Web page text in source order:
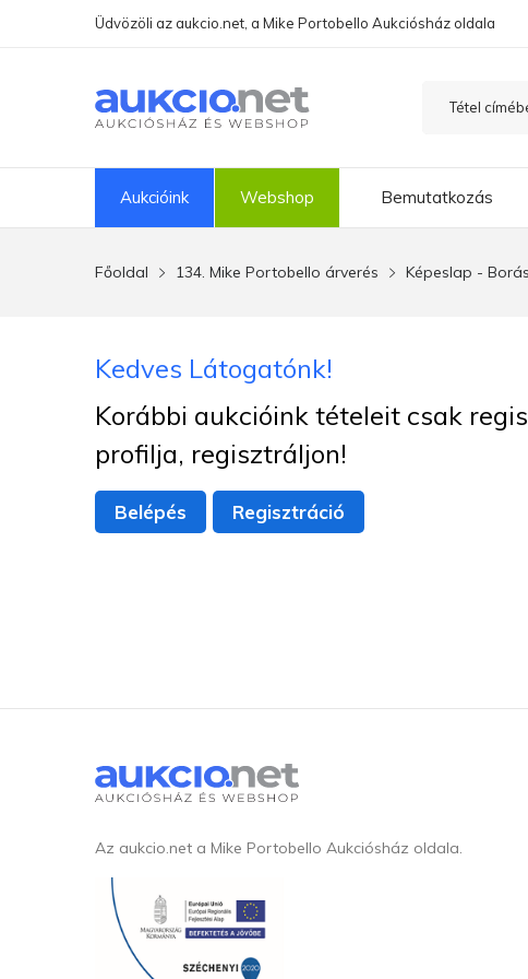
Üdvözöli az aukcio.net, a Mike Portobello Aukciósház oldala
Aukcióink Webshop Bemutatkozás
Főoldal 134. Mike Portobello árverés Képeslap -
Kedves Látogatónk!
Korábbi aukcióink tételeit csak
profilja, regisztráljon!
Belépés Regisztráció
Az aukcio.net a Mike Portobello Aukciósház oldala.